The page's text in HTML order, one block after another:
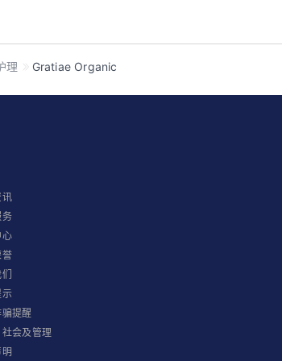
理 Gratiae Organic
讯
务
心
誉
示
提醒
会及管理